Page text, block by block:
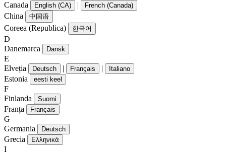
Canada
English (CA) | French (Canada)
China 中国语
Coreea (Republica) 한국어
D
Danemarca
Dansk
E
Elveția
Deutsch | Français | Italiano
Estonia eesti keel
F
Finlanda
Suomi
Franța Français
G
Germania
Deutsch
Grecia Ελληνικά
I